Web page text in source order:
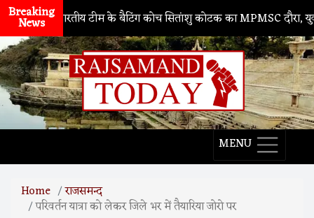
Breaking
News
। भारतीय टीम के बैटिंग कोच सितांशु कोटक का MPMSC दौरा, युवा
MENU
Home राजसमन्द
परिवर्तन यात्रा को लेकर जिले भर में तैयारिया जोरो पर